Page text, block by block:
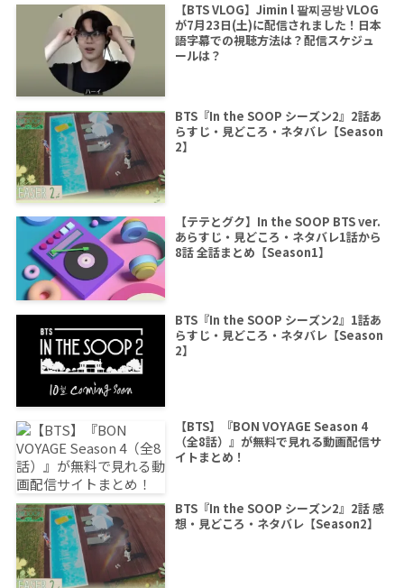
【BTS VLOG】Jimin l 팔찌공방 VLOG
が7月23日(土)に配信されました！日本
語字幕での視聴方法は？配信スケジュ
ールは？
BTS『In the SOOP シーズン2』2話あ
らすじ・見どころ・ネタバレ【Season
2】
【テテとグク】In the SOOP BTS ver.
あらすじ・見どころ・ネタバレ1話から
8話 全話まとめ【Season1】
BTS『In the SOOP シーズン2』1話あ
らすじ・見どころ・ネタバレ【Season
2】
【BTS】『BON VOYAGE Season 4
（全8話）』が無料で見れる動画配信サ
イトまとめ！
BTS『In the SOOP シーズン2』2話 感
想・見どころ・ネタバレ【Season2】